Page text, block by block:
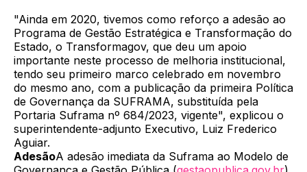
"Ainda em 2020, tivemos como reforço a adesão ao
Programa de Gestão Estratégica e Transformação do
Estado, o Transformagov, que deu um apoio
importante neste processo de melhoria institucional,
tendo seu primeiro marco celebrado em novembro
do mesmo ano, com a publicação da primeira Política
de Governança da SUFRAMA, substituída pela
Portaria Suframa nº 684/2023, vigente", explicou o
superintendente-adjunto Executivo, Luiz Frederico
Aguiar.
AdesãoA adesão imediata da Suframa ao Modelo de